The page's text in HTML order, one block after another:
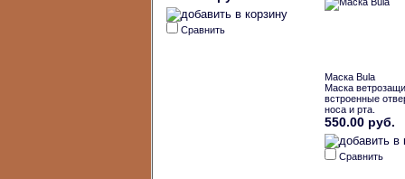
Сравнить
Маска Bula
Маска
встроенные
носа и рта.
550.00 руб.
Сравнить